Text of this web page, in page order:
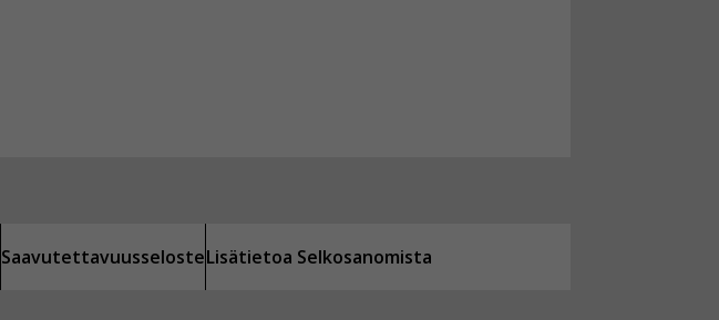
SaavutettavuusselosteLisätietoa Selkosanomista